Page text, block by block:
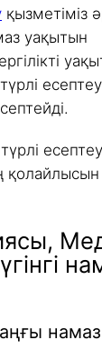
қызметіміз
уақытын
есептеу
есептеу
намаз